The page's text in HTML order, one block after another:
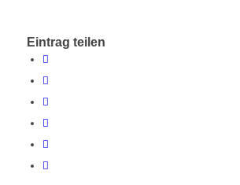
Eintrag teilen